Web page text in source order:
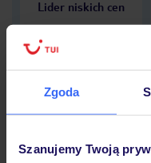
Zgoda
Szanujemy Twoją
Lider niskich cen